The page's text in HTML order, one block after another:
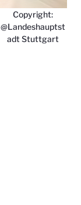
Copyright:
@Landeshauptst
adt Stuttgart